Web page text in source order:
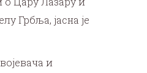
Грбља, јасна је
и